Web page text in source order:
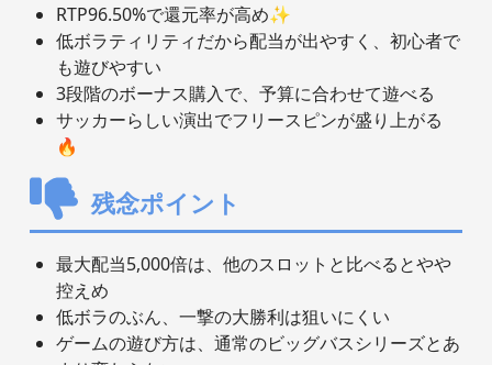
RTP96.50%で還元率が高め✨
低ボラティリティだから配当が出やすく、初心者で
も遊びやすい
3段階のボーナス購入で、予算に合わせて遊べる
サッカーらしい演出でフリースピンが盛り上がる
🔥
残念ポイント
最大配当5,000倍は、他のスロットと比べるとやや
控えめ
低ボラのぶん、一撃の大勝利は狙いにくい
ゲームの遊び方は、通常のビッグバスシリーズとあ